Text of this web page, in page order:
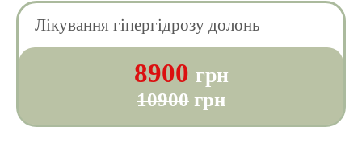
Лікування гіпергідрозу долонь
8900 грн
10900 грн